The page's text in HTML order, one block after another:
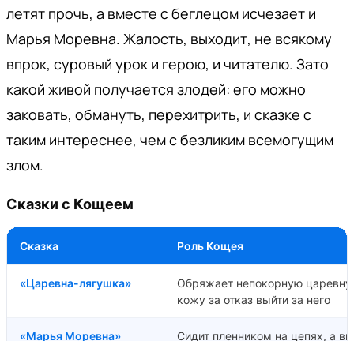
летят прочь, а вместе с беглецом исчезает и
Марья Моревна. Жалость, выходит, не всякому
впрок, суровый урок и герою, и читателю. Зато
какой живой получается злодей: его можно
заковать, обмануть, перехитрить, и сказке с
таким интереснее, чем с безликим всемогущим
злом.
Сказки с Кощеем
Сказка Роль Кощея
«Царевна-лягушка»
Обряжает непокорную
кожу за отказ выйти за него
«Марья Моревна»
Сидит пленником на цепях, а